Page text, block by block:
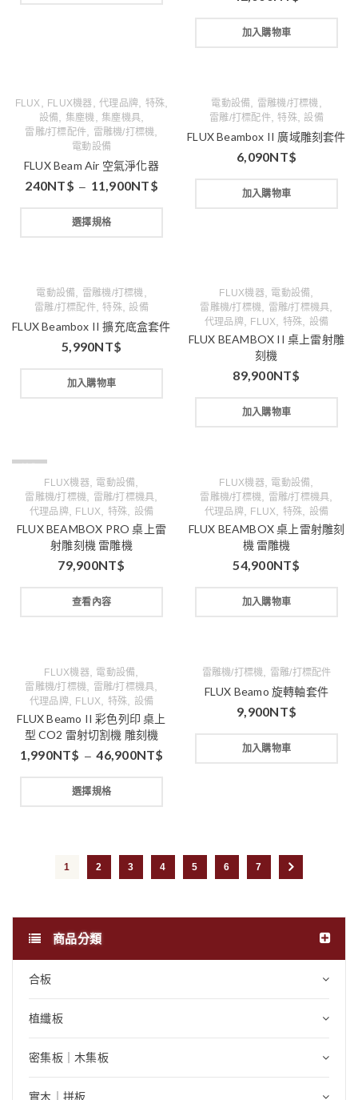
商品分類
合板
植纖板
密集板｜木集板
實木｜拼板
加入購物車
FLUX FLUX機器 ,代理品牌 特殊
設備 集塵機 集塵機具
雷雕/打標配件 雷雕機/打標機
電動設備
FLUX Beam Air 空氣淨化器
240NT$ – 11,900NT$
選擇規格
電動設備 雷雕機/打標機
雷雕/打標配件,特殊, 設備
FLUX Beambox II 廣域雕刻套件
6,090NT$
加入購物車
電動設備 雷雕機/打標機
雷雕/打標配件,特殊, 設備
FLUX Beambox II 擴充底盒套件
5,990NT$
加入購物車
FLUX機器, 電動設備
雷雕機/打標機 雷雕/打標機具
代理品牌, FLUX 特殊 設備
FLUX BEAMBOX II 桌上雷射雕
刻機
89,900NT$
加入購物車
FLUX機器, 電動設備
雷雕機/打標機 雷雕/打標機具
代理品牌, FLUX 特殊 設備
FLUX BEAMBOX PRO 桌上雷
射雕刻機 雷雕機
79,900NT$
查看內容
FLUX機器, 電動設備
雷雕機/打標機 雷雕/打標機具
代理品牌, FLUX 特殊 設備
FLUX BEAMBOX 桌上雷射雕刻
機 雷雕機
54,900NT$
加入購物車
FLUX機器, 電動設備
雷雕機/打標機 雷雕/打標機具
代理品牌, FLUX 特殊 設備
FLUX Beamo II 彩色列印 桌上
型 CO2 雷射切割機 雕刻機
1,990NT$ – 46,900NT$
選擇規格
雷雕機/打標機 雷雕/打標配件
FLUX Beamo 旋轉軸套件
9,900NT$
加入購物車
1 2 3 4 5 6 7